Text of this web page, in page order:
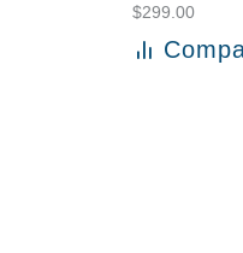
$299.00
Añadir al